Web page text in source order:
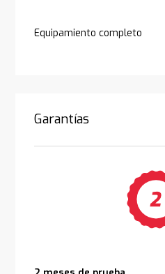
Equipamiento completo
Garantías